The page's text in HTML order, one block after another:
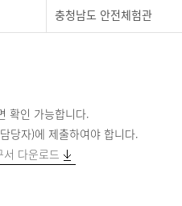
충청남도 안전체험관
확인 가능합니다.
당자)에 제출하여야 합니다.
다운로드